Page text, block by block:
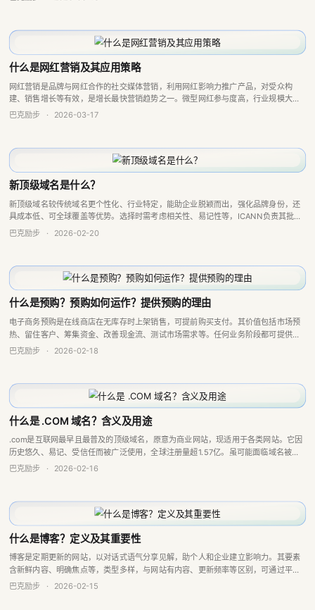
什么是网红营销及其应用策略
网红营销是品牌与网红合作的社交媒体营销，利用网红影响力推广产品，对受众构
建、销售增长等有效，是增长最快营销趋势之一。微型网红参与度高，行业规模大，
营销人员认可其投资回报率，但找合适网红难。影响者在细分领域有知识、可信度，
巴克励步 · 2026-03-17
新顶级域名是什么？
新顶级域名较传统域名更个性化、行业特定，能助企业脱颖而出，强化品牌身份，还
具成本低、可全球覆盖等优势。选择时需考虑相关性、易记性等，ICANN负责其批准
监管。
巴克励步 · 2026-02-20
什么是预购？预购如何运作？提供预购的理由
电子商务预购是在线商店在无库存时上架销售，可提前购买支付。其价值包括市场预
热、留住客户、筹集资金、改善现金流、测试市场需求等。任何业务阶段都可提供，
启用时机有推新品、给VIP优先权等，还需注意传达流程等事项，可用Baklib简化流
巴克励步 · 2026-02-18
什么是 .COM 域名？含义及用途
.com是互联网最早且最普及的顶级域名，原意为商业网站，现适用于各类网站。它因
历史悠久、易记、受信任而被广泛使用，全球注册量超1.57亿。虽可能面临域名被占
用的问题，但仍是企业、品牌及个人建立可信度和全球触达的首选。
巴克励步 · 2026-02-16
什么是博客？定义及其重要性
博客是定期更新的网站，以对话式语气分享见解，助个人和企业建立影响力。其要素
含新鲜内容、明确焦点等，类型多样，与网站有内容、更新频率等区别，可通过平台
创建，对社区建设和盈利重要。
巴克励步 · 2026-02-15